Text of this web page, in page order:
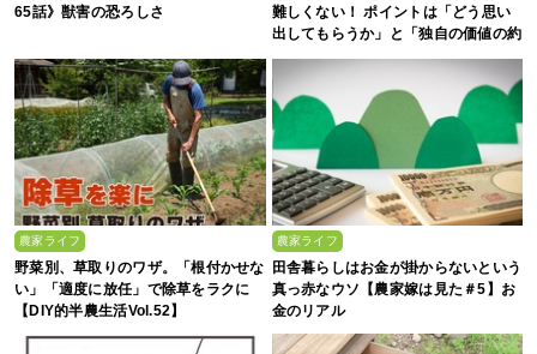
65話》獣害の恐ろしさ
難しくない！ ポイントは「どう思い
出してもらうか」と「独自の価値の約
農家ライフ
野菜別、草取りのワザ。「根付かせな
い」「適度に放任」で除草をラクに
【DIY的半農生活Vol.52】
農家ライフ
田舎暮らしはお金が掛からないという
真っ赤なウソ【農家嫁は見た＃5】お
金のリアル